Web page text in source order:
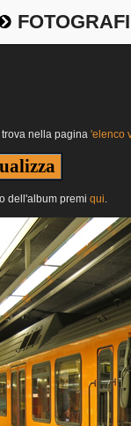
nella pagina 'elenco
dell'album premi qui.